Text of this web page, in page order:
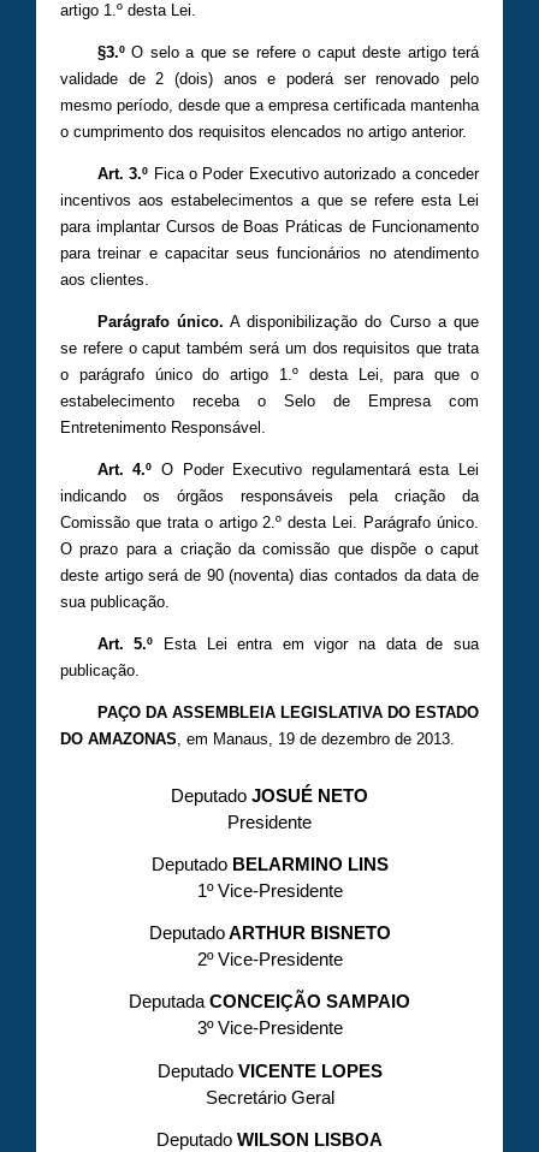
artigo 1.º desta Lei.
§3.ºO selo a que se refere o caput deste artigo terá
validade de 2 (dois) anos e poderá ser renovado pelo
mesmo período, desde que a empresa certificada mantenha
o cumprimento dos requisitos elencados no artigo anterior.
Art. 3.º Fica o Poder Executivo autorizado a conceder
incentivos aos estabelecimentos a que se refere esta Lei
para implantar Cursos de Boas Práticas de Funcionamento
para treinar e capacitar seus funcionários no atendimento
aos clientes.
Parágrafo único. A disponibilização do Curso a que
se refere o caput também será um dos requisitos que trata
o parágrafo único do artigo 1.º desta Lei, para que o
estabelecimento receba o Selo de Empresa com
Entretenimento Responsável.
Art. 4.º O Poder Executivo regulamentará esta Lei
indicando os órgãos responsáveis pela criação da
Comissão que trata o artigo 2.º desta Lei. Parágrafo único.
O prazo para a criação da comissão que dispõe o caput
deste artigo será de 90 (noventa) dias contados da data de
sua publicação.
Art. 5.º Esta Lei entra em vigor na data de sua
publicação.
PAÇO DA ASSEMBLEIA LEGISLATIVA DO ESTADO
DO AMAZONAS, em Manaus, 19 de dezembro de 2013.
Deputado JOSUÉ NETO
Presidente
DeputadoBELARMINO LINS
1º Vice-Presidente
DeputadoARTHUR BISNETO
2º Vice-Presidente
DeputadaCONCEIÇÃO SAMPAIO
3º Vice-Presidente
DeputadoVICENTE LOPES
Secretário Geral
Deputado WILSON LISBOA